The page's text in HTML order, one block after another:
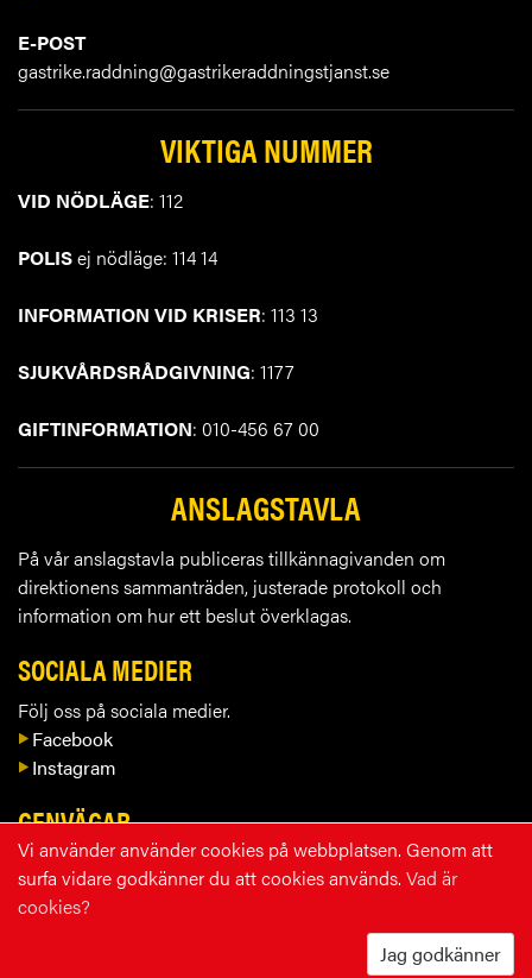
E-POST
gastrike.raddning@gastrikeraddningstjanst.se
VIKTIGA NUMMER
VID NÖDLÄGE: 112
POLISej nödläge: 114 14
INFORMATION VID KRISER: 113 13
SJUKVÅRDSRÅDGIVNING: 1177
GIFTINFORMATION: 010-456 67 00
ANSLAGSTAVLA
På vår anslagstavla publiceras tillkännagivanden om
direktionens sammanträden, justerade protokoll och
information om hur ett beslut överklagas.
SOCIALA MEDIER
Följ oss på sociala medier.
Facebook
Instagram
GENVÄGAR
Kontakta oss
Lediga tjänster
Blanketter
Vi använder använder cookies på webbplatsen. Genom att
surfa vidare godkänner du att cookies används. Vad är
cookies?
Jag godkänner